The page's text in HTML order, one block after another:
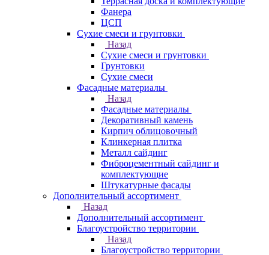
Фанера
ЦСП
Сухие смеси и грунтовки
Назад
Сухие смеси и грунтовки
Грунтовки
Сухие смеси
Фасадные материалы
Назад
Фасадные материалы
Декоративный камень
Кирпич облицовочный
Клинкерная плитка
Металл сайдинг
Фиброцементный сайдинг и
комплектующие
Штукатурные фасады
Дополнительный ассортимент
Назад
Дополнительный ассортимент
Благоустройство территории
Назад
Благоустройство территории